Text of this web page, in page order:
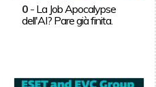
0 - La Job Apocalypse
dell'AI? Pare già finita.